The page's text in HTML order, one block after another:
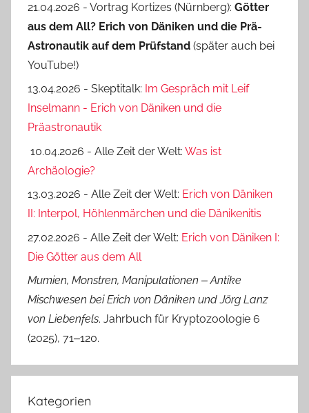
21.04.2026 - Vortrag Kortizes (Nürnberg): Götter
aus dem All? Erich von Däniken und die Prä-
Astro­nautik auf dem Prüf­stand (später auch bei
YouTube!)
13.04.2026 - Skeptitalk: Im Gespräch mit Leif
Inselmann - Erich von Däniken und die
Präastronautik
10.04.2026 - Alle Zeit der Welt: Was ist
Archäologie?
13.03.2026 - Alle Zeit der Welt: Erich von Däniken
II: Interpol, Höhlenmärchen und die Dänikenitis
27.02.2026 - Alle Zeit der Welt: Erich von Däniken I:
Die Götter aus dem All
Mumien, Monstren, Manipulationen ‒ Antike
Mischwesen bei Erich von Däniken und Jörg Lanz
von Liebenfels. Jahrbuch für Kryptozoologie 6
(2025), 71‒120.
Kategorien